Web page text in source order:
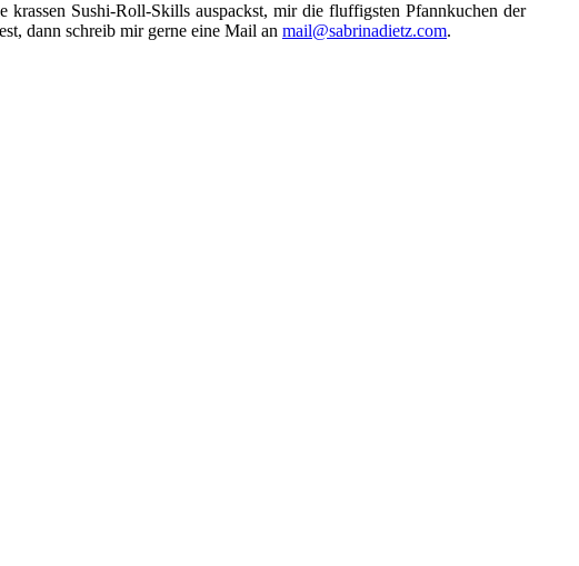
Sushi-Roll-Skills auspackst, mir die fluffigsten Pfannkuchen der
dann schreib mir gerne eine Mail an mail@sabrinadietz.com.